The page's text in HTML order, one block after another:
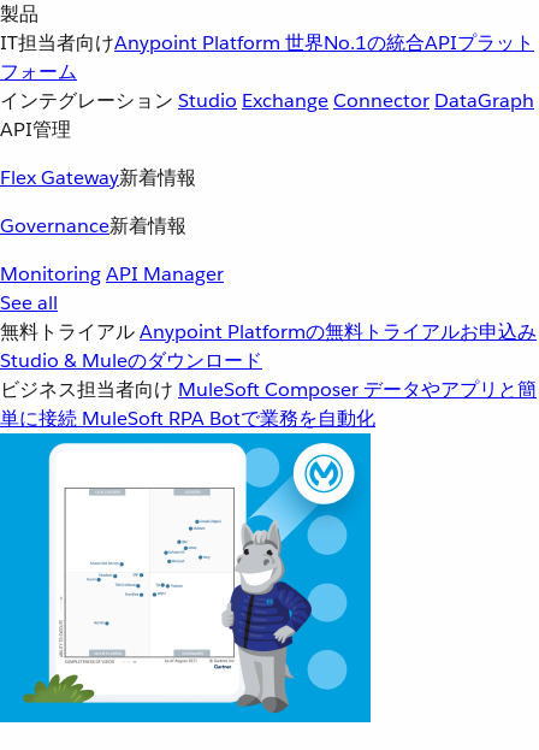
製品
IT担当者向けAnypoint Platform 世界No.1の統合APIプラット
フォーム
インテグレーション Studio ExchangeConnector DataGraph
API管理
Flex Gateway新着情報
Governance新着情報
MonitoringAPI Manager
See all
無料トライアルAnypoint Platformの無料トライアルお申込み
Studio & Muleのダウンロード
ビジネス担当者向け MuleSoft Composer データやアプリと簡
単に接続 MuleSoft RPA Botで業務を自動化